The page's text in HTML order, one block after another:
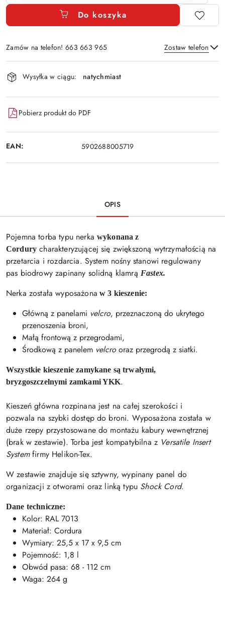
Do koszyka
Zamów na telefon! 663 663 965 Zostaw telefon
Dostępność
i
dostawa
Wysyłka w ciągu: natychmiast
Pobierz produkt do PDF
EAN: 5902688005719
OPIS
Pojemna torba typu nerka wykonana z
Cordury charakteryzującej się zwiększoną wytrzymałością na
przetarcia i rozdarcia. System nośny stanowi regulowany
pas biodrowy zapinany solidną klamrą Fastex.
Nerka została wyposażona w 3 kieszenie:
Główną z panelami velcro, przeznaczoną do ukrytego
przenoszenia broni,
Małą frontową z przegrodami,
Środkową z panelem velcrooraz przegrodą z siatki.
Wszystkie kieszenie zamykane są trwałymi,
bryzgoszczelnymi zamkami YKK.
Kieszeń główna rozpinana jest na całej szerokości i
pozwala na szybki dostęp do broni. Wyposażona została w
duże rzepy przystosowane do montażu kabury wewnętrznej
(brak w zestawie). Torba jest kompatybilna z Versatile Insert
Systemfirmy Helikon-Tex.
W zestawie znajduje się sztywny, wypinany panel do
organizacji z otworami oraz linką typu Shock Cord.
Dane techniczne:
Kolor: RAL 7013
Materiał: Cordura
Wymiary: 25,5 x 17 x 9,5 cm
Pojemność: 1,8 l
Obwód pasa: 68 - 112 cm
Waga: 264 g